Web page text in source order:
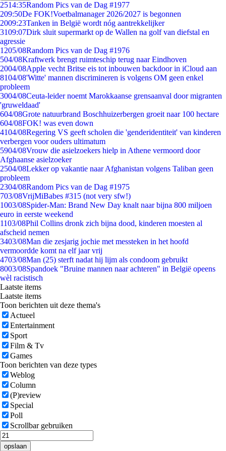
2514:35Random Pics van de Dag #1977
209:50De FOK!Voetbalmanager 2026/2027 is begonnen
2009:23Tanken in België wordt nóg aantrekkelijker
3109:07Dirk sluit supermarkt op de Wallen na golf van diefstal en
agressie
1205/08Random Pics van de Dag #1976
504/08Kraftwerk brengt ruimteschip terug naar Eindhoven
2004/08Apple vecht Britse eis tot inbouwen backdoor in iCloud aan
8104/08'Witte' mannen discrimineren is volgens OM geen enkel
probleem
3004/08Ceuta-leider noemt Marokkaanse grensaanval door migranten
'gruweldaad'
604/08Grote natuurbrand Boschhuizerbergen groeit naar 100 hectare
604/08FOK! was even down
4104/08Regering VS geeft scholen die 'genderidentiteit' van kinderen
verbergen voor ouders ultimatum
5904/08Vrouw die asielzoekers hielp in Athene vermoord door
Afghaanse asielzoeker
2504/08Lekker op vakantie naar Afghanistan volgens Taliban geen
probleem
2304/08Random Pics van de Dag #1975
703/08VrijMiBabes #315 (not very sfw!)
1003/08Spider-Man: Brand New Day knalt naar bijna 800 miljoen
euro in eerste weekend
1103/08Phil Collins dronk zich bijna dood, kinderen moesten al
afscheid nemen
3403/08Man die zesjarig jochie met messteken in het hoofd
vermoordde komt na elf jaar vrij
4703/08Man (25) sterft nadat hij lijm als condoom gebruikt
8003/08Spandoek "Bruine mannen naar achteren" in België opeens
wèl racistisch
Laatste items
Laatste items
Toon berichten uit deze thema's
Actueel
Entertainment
Sport
Film & Tv
Games
Toon berichten van deze types
Weblog
Column
(P)review
Special
Poll
Scrollbar gebruiken
opslaan